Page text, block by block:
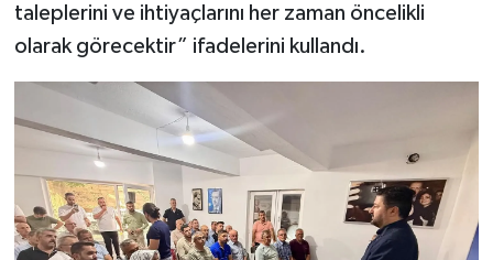
taleplerini ve ihtiyaçlarını her zaman öncelikli
olarak görecektir” ifadelerini kullandı.